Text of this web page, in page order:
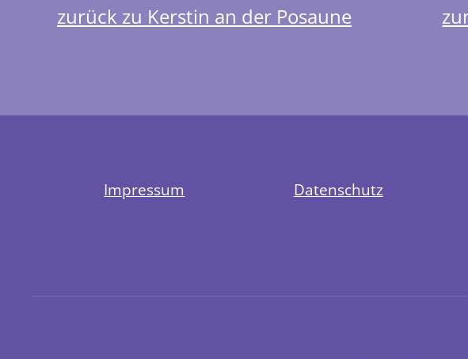
zurück zu Kerstin an der Posaune
Impressum Datenschutz